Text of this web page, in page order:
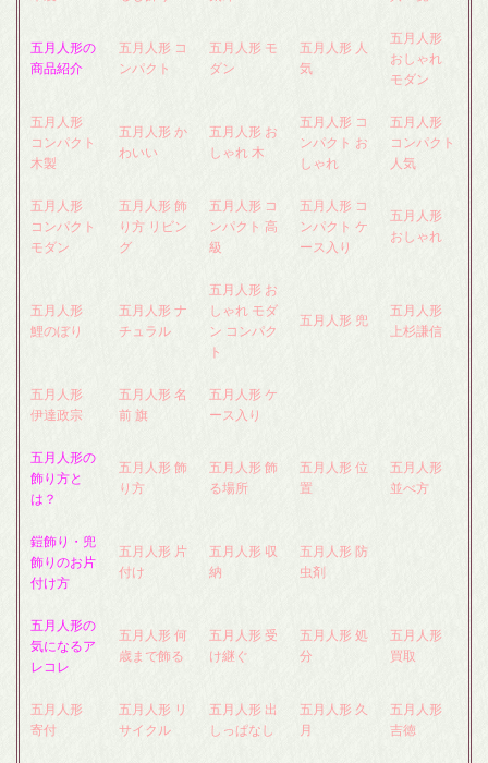
五月人形の
商品紹介
五月人形 コ
ンパクト
五月人形 モ
ダン
五月人形 人
気
五月人形
おしゃれ
モダン
五月人形
コンパクト
木製
五月人形 か
わいい
五月人形 お
しゃれ 木
五月人形 コ
ンパクト お
しゃれ
五月人形
コンパクト
人気
五月人形
コンパクト
モダン
五月人形 飾
り方 リビン
グ
五月人形 コ
ンパクト 高
級
五月人形 コ
ンパクト ケ
ース入り
五月人形
おしゃれ
五月人形
鯉のぼり
五月人形 ナ
チュラル
五月人形 お
しゃれ モダ
ン コンパク
ト
五月人形 兜
五月人形
上杉謙信
五月人形
伊達政宗
五月人形 名
前 旗
五月人形 ケ
ース入り
五月人形の
飾り方と
は？
五月人形 飾
り方
五月人形 飾
る場所
五月人形 位
置
五月人形
並べ方
鎧飾り・兜
飾りのお片
付け方
五月人形 片
付け
五月人形 収
納
五月人形 防
虫剤
五月人形の
気になるア
レコレ
五月人形 何
歳まで飾る
五月人形 受
け継ぐ
五月人形 処
分
五月人形
買取
五月人形
寄付
五月人形 リ
サイクル
五月人形 出
しっぱなし
五月人形 久
月
五月人形
吉徳